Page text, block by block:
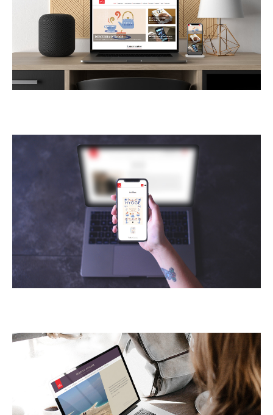
HOME
PORTFOLIO
QUEM SOMOS
O QUE FAZEMOS
ORÇAMENTO